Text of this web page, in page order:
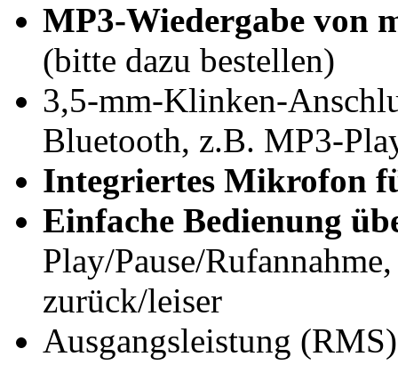
MP3-Wiedergabe von
(bitte dazu bestellen)
3,5-mm-Klinken-
Bluetooth, z.B. MP3-
Integriertes Mikrofon
Einfache Bedienung
Play/Pause/
zurück/leiser
Ausgangsleistung